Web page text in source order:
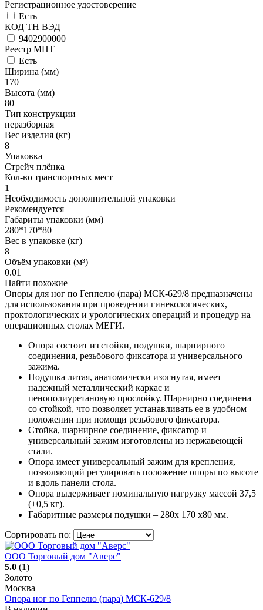
Регистрационное удостоверение
Есть
КОД ТН ВЭД
9402900000
Реестр МПТ
Есть
Ширина (мм)
170
Высота (мм)
80
Тип конструкции
неразборная
Вес изделия (кг)
8
Упаковка
Стрейч плёнка
Кол-во транспортных мест
1
Необходимость дополнительной упаковки
Рекомендуется
Габариты упаковки (мм)
280*170*80
Вес в упаковке (кг)
8
Объём упаковки (м³)
0.01
Найти похожие
Опоры для ног по Геппелю (пара) МСК-629/8 предназначены
для использования при проведении гинекологических,
проктологических и урологических операций и процедур на
операционных столах МЕГИ.
Опора состоит из стойки, подушки, шарнирного
соединения, резьбового фиксатора и универсального
зажима.
Подушка литая, анатомически изогнутая, имеет
надежный металлический каркас и
пенополиуретановую прослойку. Шарнирно соединена
со стойкой, что позволяет устанавливать ее в удобном
положении при помощи резьбового фиксатора.
Стойка, шарнирное соединение, фиксатор и
универсальный зажим изготовлены из нержавеющей
стали.
Опора имеет универсальный зажим для крепления,
позволяющий регулировать положение опоры по высоте
и вдоль панели стола.
Опора выдерживает номинальную нагрузку массой 37,5
(±0,5 кг).
Габаритные размеры подушки – 280х 170 х80 мм.
Сортировать по:
ООО Торговый дом "Аверс"
5.0 (1)
Золото
Москва
Опора ног по Геппелю (пара) МСК-629/8